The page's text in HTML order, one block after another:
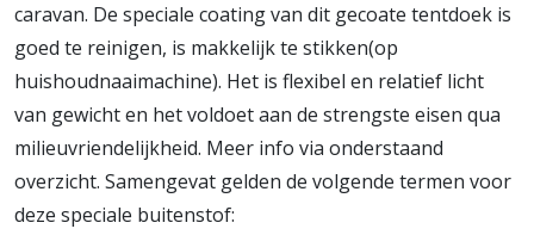
caravan. De speciale coating van dit gecoate tentdoek is
goed te reinigen, is makkelijk te stikken(op
huishoudnaaimachine). Het is flexibel en relatief licht
van gewicht en het voldoet aan de strengste eisen qua
milieuvriendelijkheid. Meer info via onderstaand
overzicht. Samengevat gelden de volgende termen voor
deze speciale buitenstof: